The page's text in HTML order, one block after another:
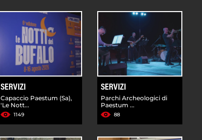
SERVIZI
Capaccio Paestum (Sa),
'Le Nott...
1149
SERVIZI
Parchi Archeologici di
Paestum ...
88